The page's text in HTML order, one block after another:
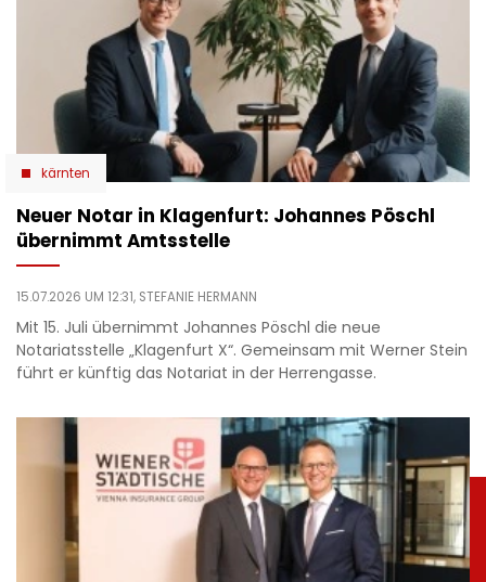
kärnten
Neuer Notar in Klagenfurt: Johannes Pöschl
übernimmt Amtsstelle
15.07.2026 UM 12:31, STEFANIE HERMANN
Mit 15. Juli übernimmt Johannes Pöschl die neue
Notariatsstelle „Klagenfurt X“. Gemeinsam mit Werner Stein
führt er künftig das Notariat in der Herrengasse.